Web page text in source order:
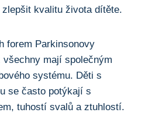
kvalitu života dítěte.
forem Parkinsonovy
mají společným
systému. ‍Děti⁢ s
se⁣ často⁤ potýkají s
tuhostí svalů a ztuhlostí.